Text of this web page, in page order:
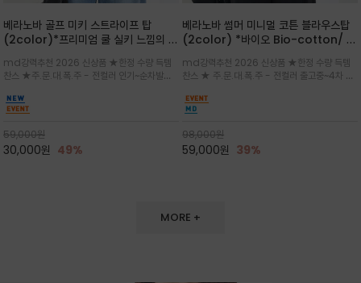
베라노바 골프 미키 스트라이프 탑
(2color)*프리미엄 쿨 실키 느낌의 폴
내 ★골프 미키티 포함 구매및 20만원
넘는 구매고객님께는 타이틀리스트 베라
노바 골프공 2피스 3구 증정(소진시 마
감)★
md강력추천 2026 신상품 ★한정 수량 득템
찬스 ★주.문.대.폭.주 - 전컬러 인기~순차발송
이프가 산뜻한 컬러감을 연출/안정감 있는 라운
드 넥라인과 여유있는 스탠다드 핏으로 여름내내
이쁘게 입으세요 ^^
59,000원
30,000원 49%
베라노바 썸머 미니멀 코튼 블라우스탑
(2color) *바이오 Bio-cotton/ 시
럼 편안하지만 블라우스처럼 단정한 무
드가 느껴지는 코튼 블라우스 탑
md강력추천 2026 신상품 ★한정 수량 득템
찬스 ★ 주.문.대.폭.주 - 전컬러 출고중~4차 리
볍게 퍼지는 박시한 실루엣과 크롭 기장이 하체
를 길어 보이게 해주며 와이드 팬츠와 셋업
98,000원
59,000원 39%
MORE +